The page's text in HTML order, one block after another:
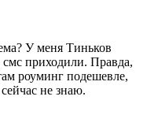
У меня Тиньков
приходили. Правда,
роуминг подешевле,
не знаю.